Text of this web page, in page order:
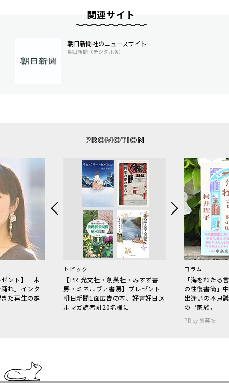
関連サイト
朝日新聞社のニュースサイト
朝日新聞（デジタル版）
ント】一木
れ」インタ
た再生の群
トピック
【PR 光文社・創英社・みすず書
房・ミネルヴァ書房】プレゼント
朝日新聞1面広告の本、好書好日メ
ルマガ読者計20名様に
コラム
「海をわた
の往復書簡」
出逢いの不思
の〝家族〟
PR by 集英社